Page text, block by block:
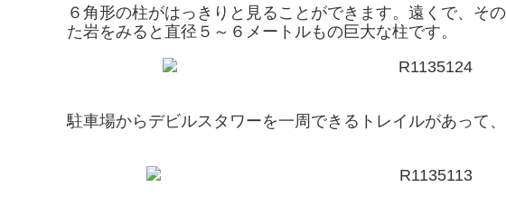
６角形の柱がはっきりと見ることができます。遠くで、そ
た岩をみると直径５～６メートルもの巨大な柱です。
駐車場からデビルスタワーを一周できるトレイルがあって